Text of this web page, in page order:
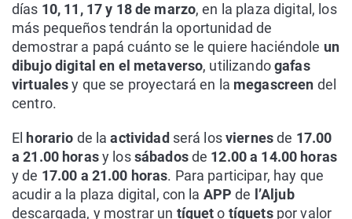
días 10, 11, 17 y 18 de marzo, en la plaza digital, los
más pequeños tendrán la oportunidad de
demostrar a papá cuánto se le quiere haciéndole un
dibujo digital en el metaverso, utilizandogafas
virtualesy que se proyectará en la megascreen del
centro.
El horario de laactividad será losviernesde 17.00
a 21.00 horasy lossábadosde 12.00 a 14.00 horas
y de 17.00 a 21.00 horas. Para participar, hay que
acudir a la plaza digital, con la APPde l’Aljub
descargada, y mostrar un tíqueto tíquets por valor